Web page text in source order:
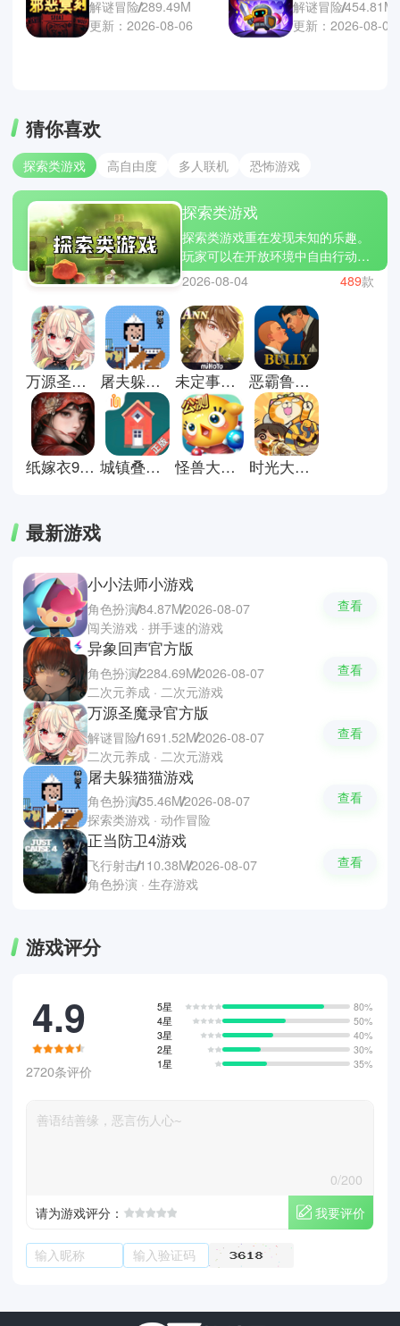
解谜冒险289.49M
更新：2026-08-06
解谜冒险454.81M
更新：2026-08-05
猜你喜欢
探索类游戏 高自由度 多人联机 恐怖游戏
探索类游戏
探索类游戏重在发现未知的乐趣。
玩家可以在开放环境中自由行动，
寻找隐藏线索与故事碎片。没有过
多限制，更多是引导与提示，让人
逐步拼凑世界全貌。过程中既有安
静的观察，也有偶然的惊喜。适合
喜欢慢节奏与沉浸体验的人细细体
会。这里有些探索类游戏推荐；闪
耀小镇派对，石器时代生存和光合
战队。
2026-08-04 489款
万源圣魔录官方版 屠夫躲猫猫游戏 未定事件簿官方版 恶霸鲁尼手机版
纸嫁衣9罗浮梦手游 城镇叠叠乐正版 怪兽大作战正版 时光大爆炸国际服
最新游戏
小小法师小游戏
角色扮演84.87M2026-08-07
闯关游戏 · 拼手速的游戏
查看
异象回声官方版
角色扮演2284.69M2026-08-07
二次元养成 · 二次元游戏
查看
万源圣魔录官方版
解谜冒险1691.52M2026-08-07
二次元养成 · 二次元游戏
查看
屠夫躲猫猫游戏
角色扮演35.46M2026-08-07
探索类游戏 · 动作冒险
查看
正当防卫4游戏
飞行射击110.38M2026-08-07
角色扮演 · 生存游戏
查看
游戏评分
4.9
2720条评价
5星
80%
4星
50%
3星
40%
2星
30%
1星
35%
0/200
请为游戏评分：
我要评价